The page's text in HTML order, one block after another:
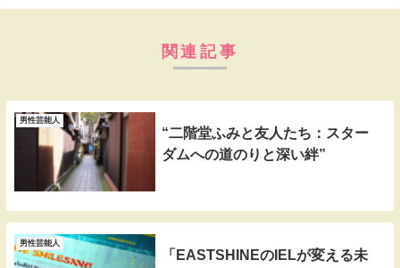
関連記事
男性芸能人
“二階堂ふみと友人たち：スター
ダムへの道のりと深い絆”
男性芸能人
「EASTSHINEのIELが変える未